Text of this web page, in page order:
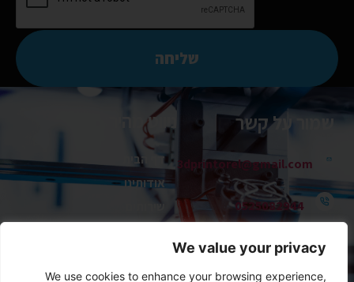
We value your privacy
We use cookies to enhance your browsing experience,
שליחה
ניווט מהיר
דף הבית
אודותינו
שירותים
צור איתנו קשר
שמור על קשר
3dprintorel@gmail.com
0525082944
הל״ה 25 כפר סבא